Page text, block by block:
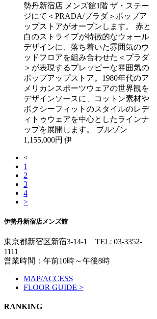
勢丹新宿店 メンズ館1階 ザ・ステー
ジにて＜PRADA/プラダ＞ポップア
ップストアがオープンします。 ⾚と
⽩のストライプが特徴的なウォール
デザインに、落ち着いた雰囲気のウ
ッドフロアを組み合わせた＜プラダ
＞が表現するプレッピーな雰囲気の
ポップアップストア。1980年代のア
メリカンスポーツウェアの世界観を
デザインソースに、コットン素材や
ボクシーフィットのスタイルのレデ
ィトゥウェアを中心としたラインナ
ップを展開します。 ブルゾン
1,155,000円 伊
<
1
2
3
4
>
伊勢丹新宿店メンズ館
東京都新宿区新宿3-14-1 TEL: 03-3352-
1111
営業時間：午前10時～午後8時
MAP/ACCESS
FLOOR GUIDE >
RANKING